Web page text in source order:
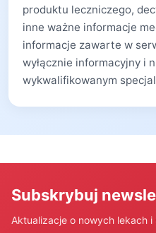
produktu leczniczego,
inne ważne informacje
informacje zawarte w
wyłącznie informacyjny i
wykwalifikowanym
Subskrybuj
Aktualizacje o nowych lekach